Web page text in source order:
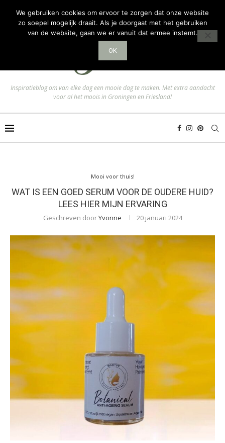
Inspiratieblog om van elke dag een mooie dag te maken. Met extra aandacht
voor al het moois in Groningen en Friesland!
Mooi voor thuis!
WAT IS EEN GOED SERUM VOOR DE OUDERE HUID?
LEES HIER MIJN ERVARING
Geschreven doorYvonne 20 januari 2024
We gebruiken cookies om ervoor te zorgen dat onze website
zo soepel mogelijk draait. Als je doorgaat met het gebruiken
van de website, gaan we er vanuit dat ermee instemt.
OK